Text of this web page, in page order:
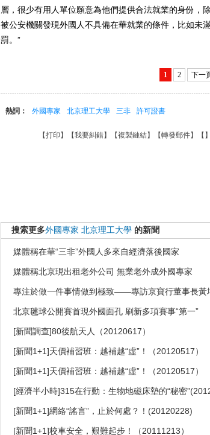
層，很少有用人單位願意為他們提供合法就業的身份，
被公安機關發現外國人不具備在華就業的條件，比如未
罰。”
1 2 下一
熱詞： 外國專家 北京理工大學 三非 許可證書
【打印 】【我要糾錯】【複製鏈結】【轉發郵件】【 】
搜索更多外國專家 北京理工大學 的新聞
媒體稱在華“三非”外國人多來自經濟落後國家
媒體稱北京現出租老外公司 無業老外成外國專家
專注於做一件事情做到極致——專訪京寶行董事長黃
北京毽球公開賽首現外國面孔 刷新多項賽事“第一”
[新聞調查]80後航天人（20120617）
[新聞1+1]天價補習班：越補越“虛”！（20120517）
[新聞1+1]天價補習班：越補越“虛”！（20120517）
[經濟半小時]315在行動：生物地磁床墊的“秘密
[新聞1+1]網絡“謠言”，止於何處？！(20120228)
[新聞1+1]校車安全，艱難起步！（20111213）